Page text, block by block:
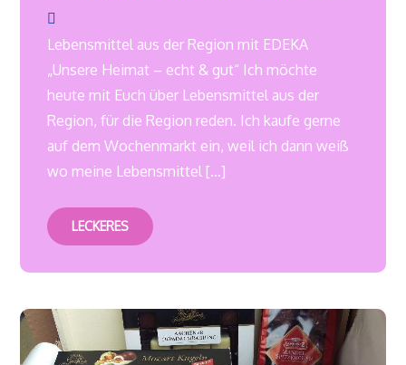
Lebensmittel aus der Region mit EDEKA
„Unsere Heimat – echt & gut“ Ich möchte
heute mit Euch über Lebensmittel aus der
Region, für die Region reden. Ich kaufe gerne
auf dem Wochenmarkt ein, weil ich dann weiß
wo meine Lebensmittel […]
LECKERES